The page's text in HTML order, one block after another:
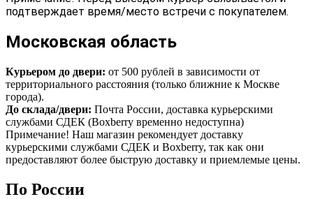
подтверждает время/место встречи с покупателем.
Московская область
Курьером до двери: от 500 рублей в зависимости от
территориального расстояния (только ближние к Москве
города).
До склада/двери: Почта России, доставка курьерскими
службами СДЕК (Boxberry временно недоступна)
Примечание! Наш магазин рекомендует доставку
курьерскими службами СДЕК и Boxberry, так как они
предоставляют более быструю доставку и приемлемые цены.
По России